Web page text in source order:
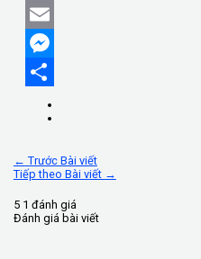
Facebook
Email
Messenger
Share
← Trước Bài viết
Tiếp theo Bài viết →
5 1 đánh giá
Đánh giá bài viết